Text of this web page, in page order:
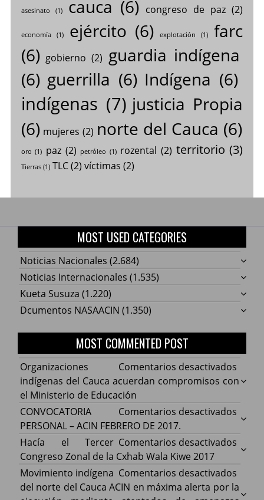
asesinato (1) cauca (6) congreso de paz(2)
economía(1) ejército (6) explotación (1)
farc
(6) gobierno (2) guardia indígena
(6) guerrilla (6) Indígena (6)
indígenas (7) justicia Propia
(6) mujeres (2) norte del Cauca (6)
oro (1) paz (2) petróleo (1) rozental (2) territorio (3)
Tierras(1) TLC(2) víctimas (2)
MOST USED CATEGORIES
Noticias Nacionales (2.684)
Noticias Internacionales (1.535)
Kueta Susuza (1.220)
Dcumentos NASAACIN (1.350)
MOST COMMENTED POST
Comentarios desactivados
Cauca
con
Organizaciones
indígenas del Cauca acuerdan compromisos con
el Ministerio de Educación
Comentarios desactivados
ACIN
DE
CONVOCATORIA
PERSONAL – ACIN FEBRERO DE 2017.
Comentarios desactivados
Hacía
Hacía el Tercer
Congreso Zonal de la Cxhab Wala Kiwe 2017
Comentarios desactivados
Movimiento indígena
del norte del Cauca ACIN en máxima alerta por la